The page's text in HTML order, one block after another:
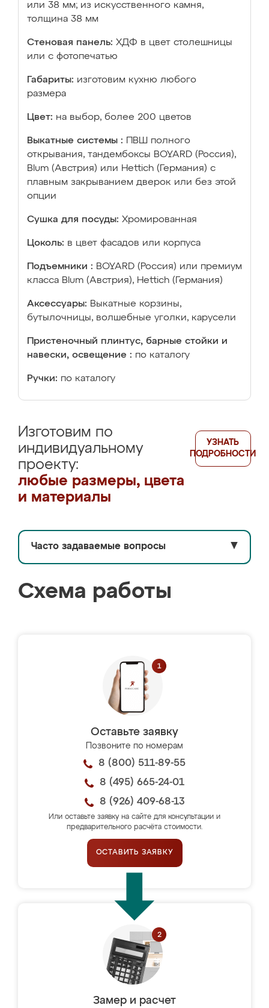
или 38 мм; из искусственного камня,
толщина 38 мм
Стеновая панель: ХДФ в цвет столешницы
или с фотопечатью
Габариты: изготовим кухню любого
размера
Цвет: на выбор, более 200 цветов
Выкатные системы :
ПВШ полного
открывания, тандембоксы BOYARD (Россия),
Blum (Австрия) или Hettich (Германия) с
плавным закрыванием дверок или без этой
опции
Сушка для посуды: Хромированная
Цоколь: в цвет фасадов или корпуса
Подъемники : BOYARD (Россия) или премиум
класса Blum (Австрия), Hettich (Германия)
Аксессуары: Выкатные корзины,
бутылочницы, волшебные уголки, карусели
Пристеночный плинтус, барные стойки и
навески, освещение : по каталогу
Ручки: по каталогу
Изготовим по
индивидуальному
проекту:
любые размеры, цвета
и материалы
УЗНАТЬ
ПОДРОБНОСТИ
Часто задаваемые вопросы ▼
Схема работы
Оставьте заявку
Позвоните по номерам
8 (800) 511-89-55
8 (495) 665-24-01
8 (926) 409-68-13
Или оставьте заявку на сайте для консультации и
предварительного расчёта стоимости.
ОСТАВИТЬ ЗАЯВКУ
Замер и расчет